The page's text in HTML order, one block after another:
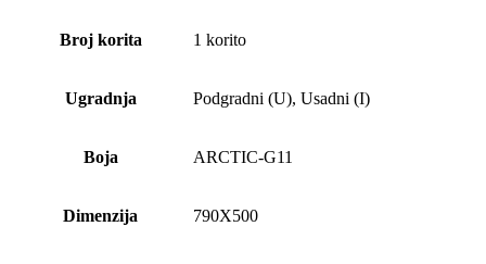
Broj korita 1 korito
Ugradnja Podgradni (U), Usadni (I)
Boja ARCTIC-G11
Dimenzija 790X500